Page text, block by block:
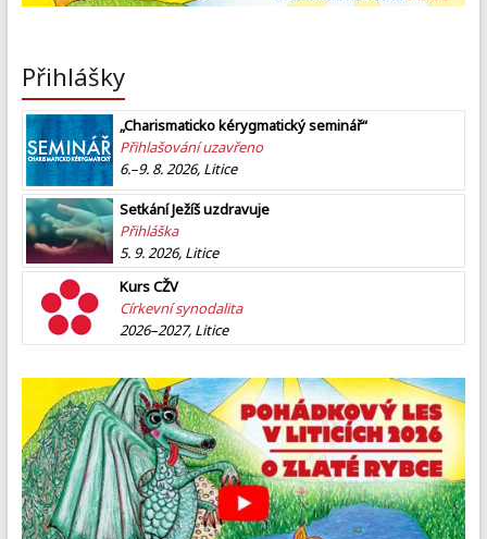
Přihlášky
„Charismaticko kérygmatický seminář“
Přihlašování uzavřeno
6.–9. 8. 2026, Litice
Setkání Ježíš uzdravuje
Přihláška
5. 9. 2026, Litice
Kurs CŽV
Církevní synodalita
2026–2027, Litice